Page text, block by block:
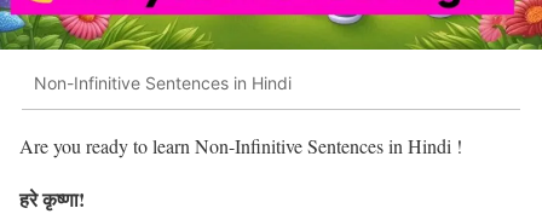
Non-Infinitive Sentences in Hindi
Are you ready to learn Non-Infinitive Sentences in Hindi !
हरे कृष्णा!